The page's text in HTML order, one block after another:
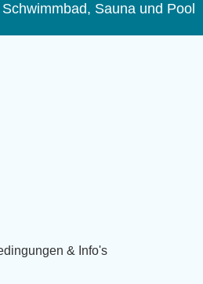
Schwimmbad, Sauna und Pool
& Info's